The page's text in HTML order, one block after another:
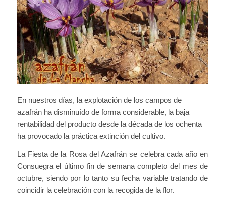
En nuestros días, la explotación de los campos de
azafrán ha disminuído de forma considerable, la baja
rentabilidad del producto desde la década de los ochenta
ha provocado la práctica extinción del cultivo.
La Fiesta de la Rosa del Azafrán se celebra cada año en
Consuegra el último fin de semana completo del mes de
octubre, siendo por lo tanto su fecha variable tratando de
coincidir la celebración con la recogida de la flor.